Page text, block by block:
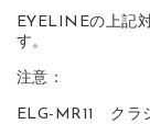
EYELINEの上記
す。
注意：
ELG-MR11 クラ